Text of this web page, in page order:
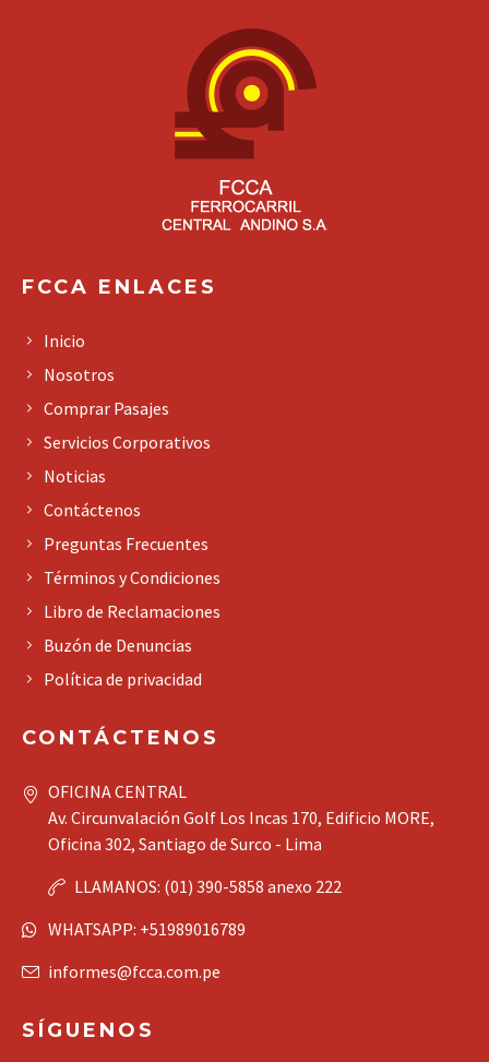
FCCA ENLACES
Inicio
Nosotros
Comprar Pasajes
Servicios Corporativos
Noticias
Contáctenos
Preguntas Frecuentes
Términos y Condiciones
Libro de Reclamaciones
Buzón de Denuncias
Política de privacidad
CONTÁCTENOS
OFICINA CENTRAL
Av. Circunvalación Golf Los Incas 170, Edificio MORE,
Oficina 302, Santiago de Surco - Lima
LLAMANOS: (01) 390-5858 anexo 222
WHATSAPP: +51989016789
informes@fcca.com.pe
SÍGUENOS